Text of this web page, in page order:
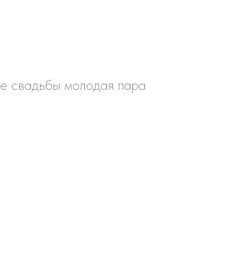
свадьбы молодая пара